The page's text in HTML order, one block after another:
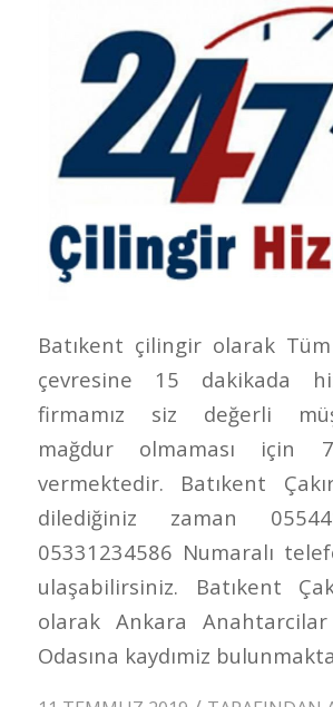
Batıkent çilingir olarak
çevresine 15 dakikada
firmamız siz değerli
mağdur olmaması için
vermektedir. Batıkent
dilediğiniz zaman
05331234586 Numaralı
ulaşabilirsiniz. Batıkent
olarak Ankara
Odasına kaydımiz